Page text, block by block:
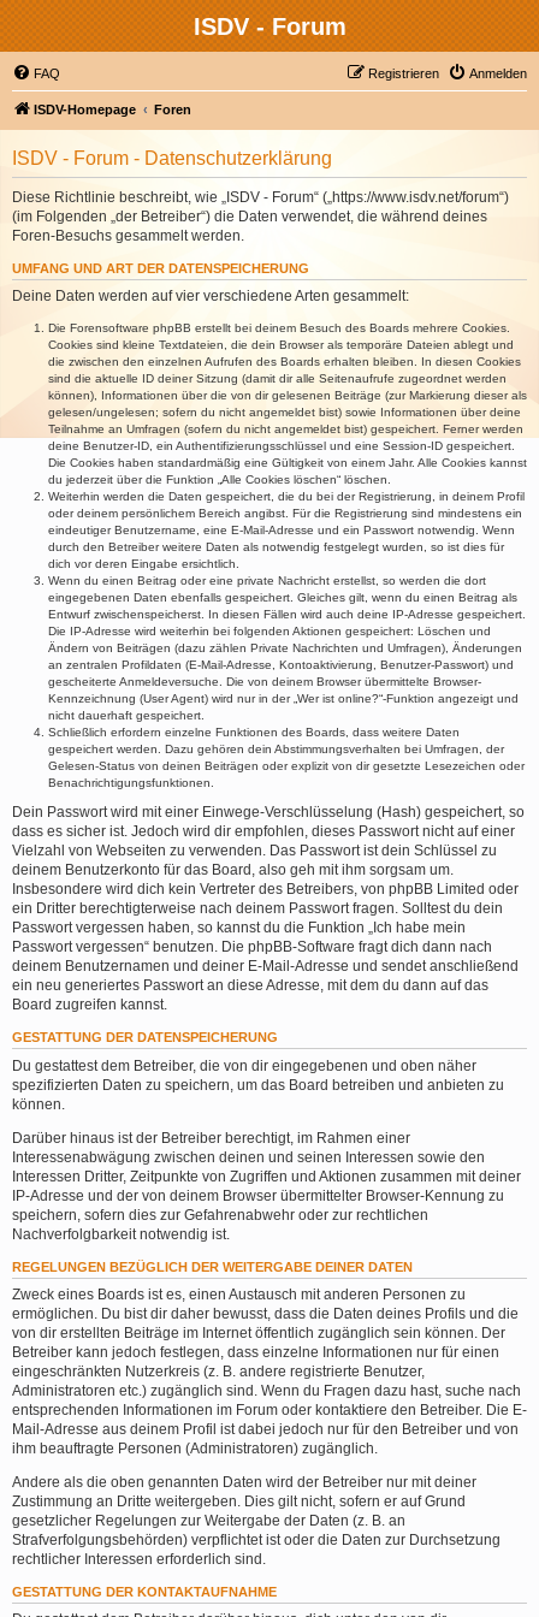
ISDV - Forum
FAQ Anmelden
Registrieren
ISDV-Homepage Foren
ISDV - Forum - Datenschutzerklärung
Diese Richtlinie beschreibt, wie „ISDV - Forum“ („https://www.isdv.net/forum“)
(im Folgenden „der Betreiber“) die Daten verwendet, die während deines
Foren-Besuchs gesammelt werden.
UMFANG UND ART DER DATENSPEICHERUNG
Deine Daten werden auf vier verschiedene Arten gesammelt:
Die Forensoftware phpBB erstellt bei deinem Besuch des Boards mehrere Cookies.
Cookies sind kleine Textdateien, die dein Browser als temporäre Dateien ablegt und
die zwischen den einzelnen Aufrufen des Boards erhalten bleiben. In diesen Cookies
sind die aktuelle ID deiner Sitzung (damit dir alle Seitenaufrufe zugeordnet werden
können), Informationen über die von dir gelesenen Beiträge (zur Markierung dieser als
gelesen/ungelesen; sofern du nicht angemeldet bist) sowie Informationen über deine
Teilnahme an Umfragen (sofern du nicht angemeldet bist) gespeichert. Ferner werden
deine Benutzer-ID, ein Authentifizierungsschlüssel und eine Session-ID gespeichert.
Die Cookies haben standardmäßig eine Gültigkeit von einem Jahr. Alle Cookies kannst
du jederzeit über die Funktion „Alle Cookies löschen“ löschen.
Weiterhin werden die Daten gespeichert, die du bei der Registrierung, in deinem Profil
oder deinem persönlichem Bereich angibst. Für die Registrierung sind mindestens ein
eindeutiger Benutzername, eine E-Mail-Adresse und ein Passwort notwendig. Wenn
durch den Betreiber weitere Daten als notwendig festgelegt wurden, so ist dies für
dich vor deren Eingabe ersichtlich.
Wenn du einen Beitrag oder eine private Nachricht erstellst, so werden die dort
eingegebenen Daten ebenfalls gespeichert. Gleiches gilt, wenn du einen Beitrag als
Entwurf zwischenspeicherst. In diesen Fällen wird auch deine IP-Adresse gespeichert.
Die IP-Adresse wird weiterhin bei folgenden Aktionen gespeichert: Löschen und
Ändern von Beiträgen (dazu zählen Private Nachrichten und Umfragen), Änderungen
an zentralen Profildaten (E-Mail-Adresse, Kontoaktivierung, Benutzer-Passwort) und
gescheiterte Anmeldeversuche. Die von deinem Browser übermittelte Browser-
Kennzeichnung (User Agent) wird nur in der „Wer ist online?“-Funktion angezeigt und
nicht dauerhaft gespeichert.
Schließlich erfordern einzelne Funktionen des Boards, dass weitere Daten
gespeichert werden. Dazu gehören dein Abstimmungsverhalten bei Umfragen, der
Gelesen-Status von deinen Beiträgen oder explizit von dir gesetzte Lesezeichen oder
Benachrichtigungsfunktionen.
Dein Passwort wird mit einer Einwege-Verschlüsselung (Hash) gespeichert, so
dass es sicher ist. Jedoch wird dir empfohlen, dieses Passwort nicht auf einer
Vielzahl von Webseiten zu verwenden. Das Passwort ist dein Schlüssel zu
deinem Benutzerkonto für das Board, also geh mit ihm sorgsam um.
Insbesondere wird dich kein Vertreter des Betreibers, von phpBB Limited oder
ein Dritter berechtigterweise nach deinem Passwort fragen. Solltest du dein
Passwort vergessen haben, so kannst du die Funktion „Ich habe mein
Passwort vergessen“ benutzen. Die phpBB-Software fragt dich dann nach
deinem Benutzernamen und deiner E-Mail-Adresse und sendet anschließend
ein neu generiertes Passwort an diese Adresse, mit dem du dann auf das
Board zugreifen kannst.
GESTATTUNG DER DATENSPEICHERUNG
Du gestattest dem Betreiber, die von dir eingegebenen und oben näher
spezifizierten Daten zu speichern, um das Board betreiben und anbieten zu
können.
Darüber hinaus ist der Betreiber berechtigt, im Rahmen einer
Interessenabwägung zwischen deinen und seinen Interessen sowie den
Interessen Dritter, Zeitpunkte von Zugriffen und Aktionen zusammen mit deiner
IP-Adresse und der von deinem Browser übermittelter Browser-Kennung zu
speichern, sofern dies zur Gefahrenabwehr oder zur rechtlichen
Nachverfolgbarkeit notwendig ist.
REGELUNGEN BEZÜGLICH DER WEITERGABE DEINER DATEN
Zweck eines Boards ist es, einen Austausch mit anderen Personen zu
ermöglichen. Du bist dir daher bewusst, dass die Daten deines Profils und die
von dir erstellten Beiträge im Internet öffentlich zugänglich sein können. Der
Betreiber kann jedoch festlegen, dass einzelne Informationen nur für einen
eingeschränkten Nutzerkreis (z. B. andere registrierte Benutzer,
Administratoren etc.) zugänglich sind. Wenn du Fragen dazu hast, suche nach
entsprechenden Informationen im Forum oder kontaktiere den Betreiber. Die E-
Mail-Adresse aus deinem Profil ist dabei jedoch nur für den Betreiber und von
ihm beauftragte Personen (Administratoren) zugänglich.
Andere als die oben genannten Daten wird der Betreiber nur mit deiner
Zustimmung an Dritte weitergeben. Dies gilt nicht, sofern er auf Grund
gesetzlicher Regelungen zur Weitergabe der Daten (z. B. an
Strafverfolgungsbehörden) verpflichtet ist oder die Daten zur Durchsetzung
rechtlicher Interessen erforderlich sind.
GESTATTUNG DER KONTAKTAUFNAHME